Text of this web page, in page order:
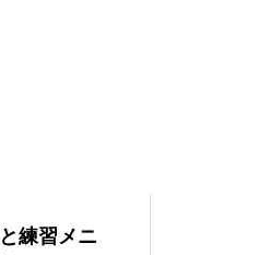
練習メニ